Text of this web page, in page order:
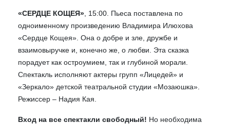
«СЕРДЦЕ КОЩЕЯ» , 15:00. Пьеса поставлена по
одноименному произведению Владимира Илюхова
«Сердце Кощея». Она о добре и зле, дружбе и
взаимовыручке и, конечно же, о любви. Эта сказка
порадует как остроумием, так и глубиной морали.
Спектакль исполняют актеры групп «Лицедей» и
«Зеркало» детской театральной студии «Мозаюшка».
Режиссер – Надия Кая.
Вход на все спектакли свободный! Но необходима